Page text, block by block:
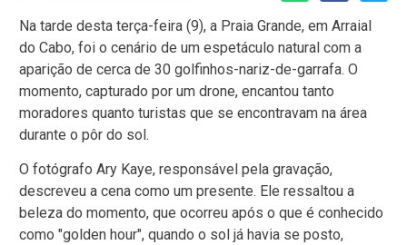
Na tarde desta terça-feira (9), a Praia Grande, em Arraial
do Cabo, foi o cenário de um espetáculo natural com a
aparição de cerca de 30 golfinhos-nariz-de-garrafa. O
momento, capturado por um drone, encantou tanto
moradores quanto turistas que se encontravam na área
durante o pôr do sol.
O fotógrafo Ary Kaye, responsável pela gravação,
descreveu a cena como um presente. Ele ressaltou a
beleza do momento, que ocorreu após o que é conhecido
como "golden hour", quando o sol já havia se posto,